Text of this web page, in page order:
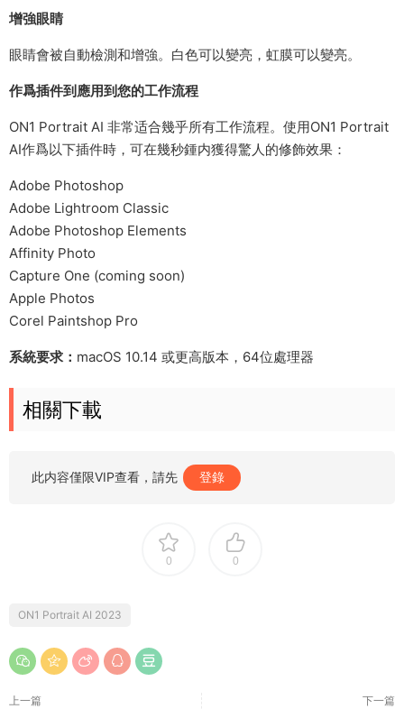
增強眼睛
眼睛會被自動檢測和增強。白色可以變亮，虹膜可以變亮。
作爲插件到應用到您的工作流程
ON1 Portrait AI 非常适合幾乎所有工作流程。使用ON1 Portrait
AI作爲以下插件時，可在幾秒鍾内獲得驚人的修飾效果：
Adobe Photoshop
Adobe Lightroom Classic
Adobe Photoshop Elements
Affinity Photo
Capture One (coming soon)
Apple Photos
Corel Paintshop Pro
系統要求： macOS 10.14 或更高版本，64位處理器
相關下載
此内容僅限VIP查看，請先 登錄
0 0
ON1 Portrait AI 2023
上一篇 下一篇